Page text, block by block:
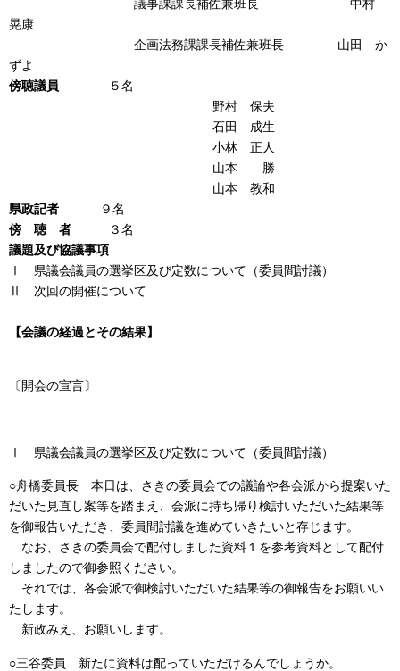
議事課課長補佐兼班長 中村
晃康
企画法務課課長補佐兼班長 山田 か
ずよ
傍聴議員 ５名
野村 保夫
石田 成生
小林 正人
山本 勝
山本 教和
県政記者 ９名
傍 聴 者 ３名
議題及び協議事項
Ⅰ 県議会議員の選挙区及び定数について（委員間討議）
Ⅱ 次回の開催について
【会議の経過とその結果】
〔開会の宣言〕
Ⅰ 県議会議員の選挙区及び定数について（委員間討議）
○舟橋委員長 本日は、さきの委員会での議論や各会派から提案いた
だいた見直し案等を踏まえ、会派に持ち帰り検討いただいた結果等
を御報告いただき、委員間討議を進めていきたいと存じます。
なお、さきの委員会で配付しました資料１を参考資料として配付
しましたので御参照ください。
それでは、各会派で御検討いただいた結果等の御報告をお願いい
たします。
新政みえ、お願いします。
○三谷委員 新たに資料は配っていただけるんでしょうか。